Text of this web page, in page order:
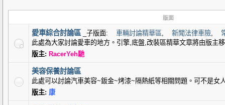
版面
愛車綜合討論區 _子版面: 車輛討論精華區, 新聞法律車險,
此處為大家討論愛車的地方。引擎,底盤,改裝區精華文章將由版主
版主: RacerYeh馳
美容保養討論區
此處可以討論汽車美容~鈑金~烤漆~隔熱紙等相關問題。可不是女
版主: 康